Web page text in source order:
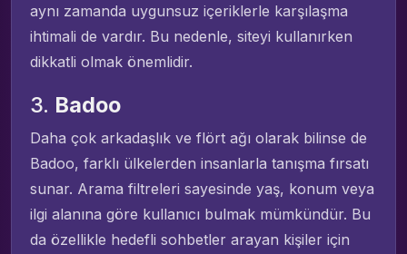
aynı zamanda uygunsuz içeriklerle karşılaşma
ihtimali de vardır. Bu nedenle, siteyi kullanırken
dikkatli olmak önemlidir.
3. Badoo
Daha çok arkadaşlık ve flört ağı olarak bilinse de
Badoo, farklı ülkelerden insanlarla tanışma fırsatı
sunar. Arama filtreleri sayesinde yaş, konum veya
ilgi alanına göre kullanıcı bulmak mümkündür. Bu
da özellikle hedefli sohbetler arayan kişiler için